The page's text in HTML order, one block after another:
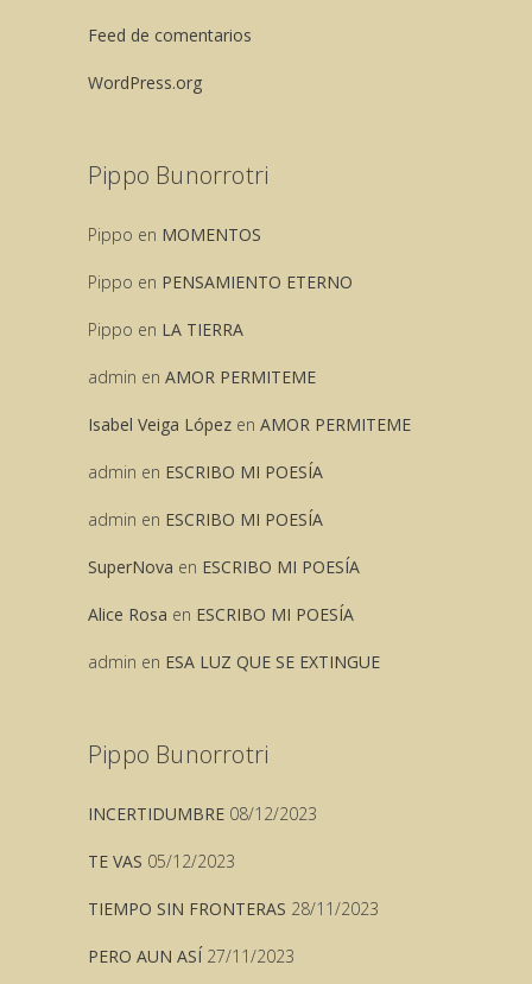
Feed de comentarios
WordPress.org
Pippo Bunorrotri
Pippo en MOMENTOS
Pippo en PENSAMIENTO ETERNO
Pippo en LA TIERRA
admin en AMOR PERMITEME
Isabel Veiga López en AMOR PERMITEME
admin en ESCRIBO MI POESÍA
admin en ESCRIBO MI POESÍA
SuperNova en ESCRIBO MI POESÍA
Alice Rosa en ESCRIBO MI POESÍA
admin en ESA LUZ QUE SE EXTINGUE
Pippo Bunorrotri
INCERTIDUMBRE 08/12/2023
TE VAS 05/12/2023
TIEMPO SIN FRONTERAS 28/11/2023
PERO AUN ASÍ 27/11/2023